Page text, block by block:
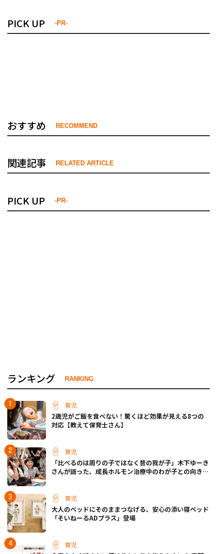
PICK UP -PR-
おすすめ RECOMMEND
関連記事 RELATED ARTICLE
PICK UP -PR-
ランキング RANKING
育児
2歳児がご飯を食べない！驚くほど効果が見える8つの
対応【教えて保育士さん】
育児
「比べるのは周りの子ではなく昔の我が子」木下ゆーき
さんが語った、成長ホルモン治療中のわが子との向き合
育児
大人のベッドにそのままつなげる、安心の添い寝ベッド
「そいねーるADプラス」登場
育児